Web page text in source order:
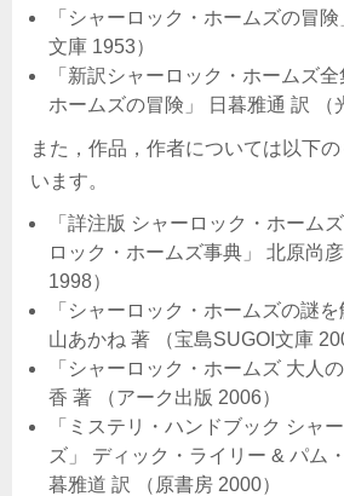
「シャーロック・ホームズの冒
文庫 1953）
「新訳シャーロック・ホームズ
ホームズの冒険」 日暮雅通 訳 （
また，作品，作者については以下
います。
「詳注版 シャーロック・ホーム
ロック・ホームズ事典」 北原尚
1998）
「シャーロック・ホームズの謎
山あかね 著 （宝島SUGOI文庫
「シャーロック・ホームズ 大人
香 著 （アーク出版 2006）
「ミステリ・ハンドブック シャ
ズ」 ディック・ライリー & パム
暮雅道 訳 （原書房 2000）